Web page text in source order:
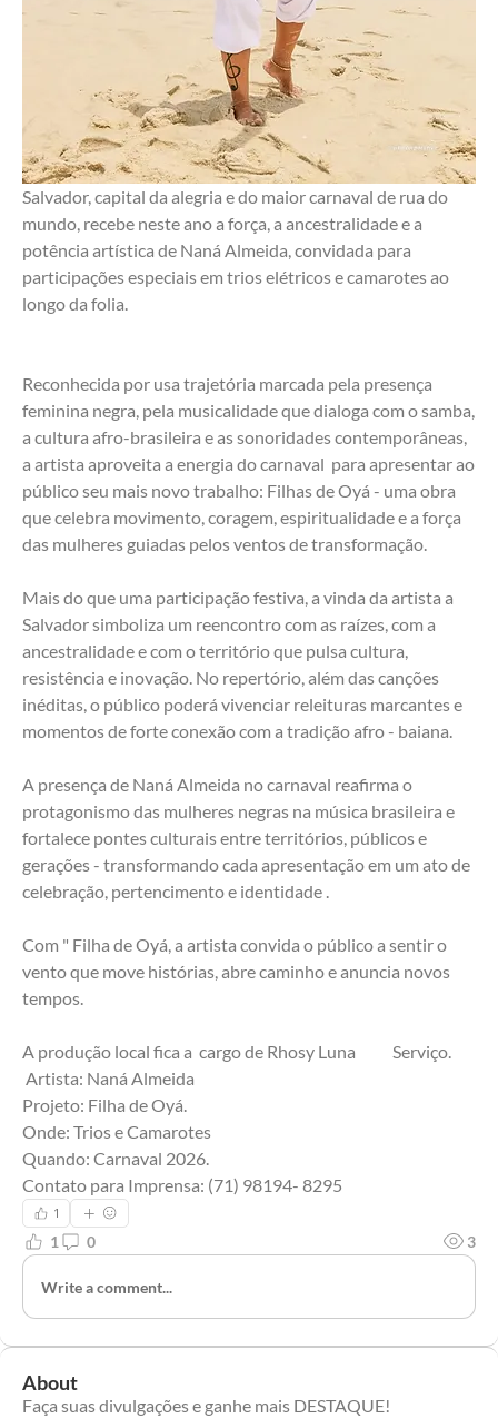
Salvador, capital da alegria e do maior carnaval de rua do
mundo, recebe neste ano a força, a ancestralidade e a
potência artística de Naná Almeida, convidada para
participações especiais em trios elétricos e camarotes ao
longo da folia.
Reconhecida por usa trajetória marcada pela presença
feminina negra, pela musicalidade que dialoga com o samba,
a cultura afro-brasileira e as sonoridades contemporâneas,
a artista aproveita a energia do carnaval  para apresentar ao
público seu mais novo trabalho: Filhas de Oyá - uma obra
que celebra movimento, coragem, espiritualidade e a força
das mulheres guiadas pelos ventos de transformação.
Mais do que uma participação festiva, a vinda da artista a
Salvador simboliza um reencontro com as raízes, com a
ancestralidade e com o território que pulsa cultura,
resistência e inovação. No repertório, além das canções
inéditas, o público poderá vivenciar releituras marcantes e
A presença de Naná Almeida no carnaval reafirma o
protagonismo das mulheres negras na música brasileira e
fortalece pontes culturais entre territórios, públicos e
gerações - transformando cada apresentação em um ato de
celebração, pertencimento e identidade .
Com " Filha de Oyá, a artista convida o público a sentir o
vento que move histórias, abre caminho e anuncia novos
tempos.
Artista: Naná Almeida
Projeto: Filha de Oyá.
Onde: Trios e Camarotes
Quando: Carnaval 2026.
Contato para Imprensa: (71) 98194- 8295
1
1 0 3
Write a comment...
About
Faça suas divulgações e ganhe mais DESTAQUE!